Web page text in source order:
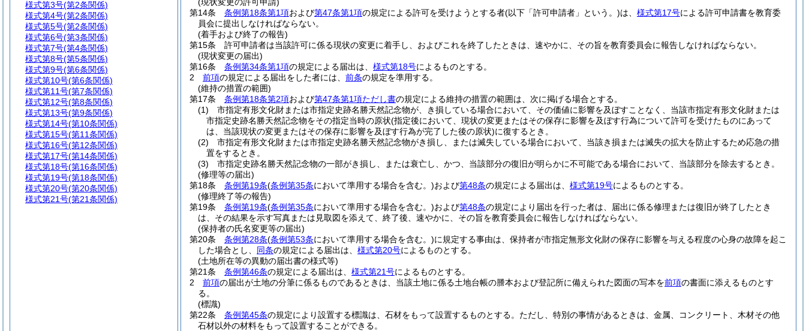
第14条
条例第18条第1項および第47条第1項の規定による許可を受けようとする者(以下「許可申請者」という。)は、 様式第17号による許可申請書を教育委
員会に提出しなければならない。
(着手および終了の報告)
第15条
許可申請者は当該許可に係る現状の変更に着手し、およびこれを終了したときは、速やかに、その旨を教育委員会に報告しなければならない。
(現状変更の届出)
第16条
条例第34条第1項の規定による届出は、 様式第18号によるものとする。
2
前項の規定による届出をした者には、 前条の規定を準用する。
(維持の措置の範囲)
第17条
条例第18条第2項および第47条第1項ただし書の規定による維持の措置の範囲は、次に掲げる場合とする。
(1)
市指定有形文化財または市指定史跡名勝天然記念物が、き損している場合において、その価値に影響を及ぼすことなく、当該市指定有形文化財または
市指定史跡名勝天然記念物をその指定当時の原状(指定後において、現状の変更またはその保存に影響を及ぼす行為について許可を受けたものにあって
は、当該現状の変更またはその保存に影響を及ぼす行為が完了した後の原状)に復するとき。
(2)
市指定有形文化財または市指定史跡名勝天然記念物がき損し、または滅失している場合において、当該き損または滅失の拡大を防止するため応急の措
置をするとき。
(3)
市指定史跡名勝天然記念物の一部がき損し、または衰亡し、かつ、当該部分の復旧が明らかに不可能である場合において、当該部分を除去するとき。
(修理等の届出)
第18条
条例第19条(条例第35条において準用する場合を含む。)および第48条の規定による届出は、 様式第19号によるものとする。
(修理終了等の報告)
第19条
条例第19条(条例第35条において準用する場合を含む。)および第48条の規定により届出を行った者は、届出に係る修理または復旧が終了したとき
は、その結果を示す写真または見取図を添えて、終了後、速やかに、その旨を教育委員会に報告しなければならない。
(保持者の氏名変更等の届出)
第20条
条例第28条(条例第53条において準用する場合を含む。)に規定する事由は、保持者が市指定無形文化財の保存に影響を与える程度の心身の故障を起こ
した場合とし、 同条の規定による届出は、 様式第20号によるものとする。
(土地所在等の異動の届出書の様式等)
第21条
条例第46条の規定による届出は、 様式第21号によるものとする。
2
前項の届出が土地の分筆に係るものであるときは、当該土地に係る土地台帳の謄本および登記所に備えられた図面の写本を前項の書面に添えるものとす
る。
(標識)
第22条
条例第45条の規定により設置する標識は、石材をもって設置するものとする。 ただし、特別の事情があるときは、金属、コンクリート、木材その他
石材以外の材料をもって設置することができる。
様式第3号(第2条関係)
様式第4号(第2条関係)
様式第5号(第2条関係)
様式第6号(第3条関係)
様式第7号(第4条関係)
様式第8号(第5条関係)
様式第9号(第6条関係)
様式第10号(第6条関係)
様式第11号(第7条関係)
様式第12号(第8条関係)
様式第13号(第9条関係)
様式第14号(第10条関係)
様式第15号(第11条関係)
様式第16号(第12条関係)
様式第17号(第14条関係)
様式第18号(第16条関係)
様式第19号(第18条関係)
様式第20号(第20条関係)
様式第21号(第21条関係)